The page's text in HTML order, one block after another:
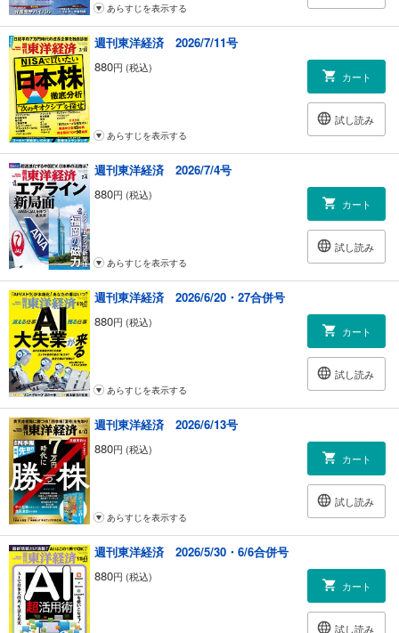
連載
｜経済を見る眼｜企業の感染症リスク対策は機能するか｜太田聰一
｜ニュースの核心｜2020年代は長期的視野とバランス重視で｜大崎明子
｜編集部から｜
｜『会社四季報』ルーキー登場｜ランサーズ
｜トップに直撃｜GCA CEO 渡辺章博
｜フォーカス政治｜英国のEU離脱が暗示する「国家の復権」の危うさ｜
牧原 出
｜グローバルアイ｜AIは社会保障を根底から揺るがす／若い人口はアフ
リカの資産
｜INSIDE USA｜小さな政府の保守派がなぜ 論争呼ぶ新・産業政策論｜
会田弘継
｜中国動態｜中国が国運託す硬骨の医師 新型肺炎が示す「人治」の実情
｜田中信彦
｜マネー潮流｜ECB新総裁が仕掛ける議論｜木内登英
｜少数異見｜タイ人が約束を守ることを喜べない理由
｜知の技法 出世の作法｜「やられたらやり返す」 ロシアによるスパイ事
件｜佐藤 優
｜経済学者が読み解く 現代社会のリアル｜総合的な分析が可能に 行政デ
ータ活用のすすめ｜別所俊一郎
｜人が集まる街 逃げる街｜犬山市（愛知県） 世界に向けて犬山ブランド
を発信｜牧野知弘
｜クラシック音楽最新事情｜伝説のカストラート よみがえる奇跡の歌声
｜田中 泰
｜話題の本｜『小説 「安楽死特区」』著者 長尾和宏氏に聞く ほか
｜「英語雑談力」入門｜infectious（伝染性の）｜柴田真一
｜ゴルフざんまい｜曲がっちゃうボールと曲げるボールの違い｜三田村
昌鳳
｜経済クロスワード｜日本の医療
｜読者の手紙 次号予告｜
あらすじを表示する
週刊東洋経済 2026/7/11号
880円 (税込)
カート
試し読み
あらすじを表示する
週刊東洋経済 2026/7/4号
880円 (税込)
カート
試し読み
あらすじを表示する
週刊東洋経済 2026/6/20・27合併号
880円 (税込)
カート
試し読み
あらすじを表示する
週刊東洋経済 2026/6/13号
880円 (税込)
カート
試し読み
あらすじを表示する
週刊東洋経済 2026/5/30・6/6合併号
880円 (税込)
カート
試し読み